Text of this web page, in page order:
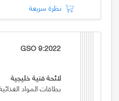
نظرة سريعة
GSO 9:2022
لائحة فنية خليجية
بطاقات المواد